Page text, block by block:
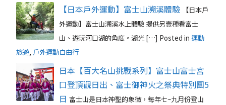
【日本戶外運動】富士山溯溪體驗
【日本戶
外運動】富士山溯溪水上體驗 提供另壹種看富士
山、遊玩河口湖的角度。湖光 […] Posted in 運動
旅遊, 戶外運動自由行
日本【百大名山挑戰系列】富士山富士宮
口登頂觀日出、富士御神火之祭典特別團5
日 富士山是日本神聖的象徵，每年七~九月份登山